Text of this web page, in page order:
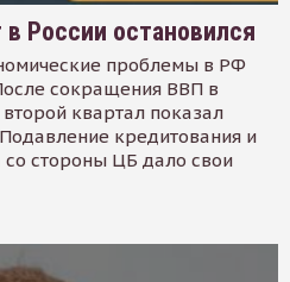
России остановился
проблемы в РФ
сокращения ВВП в
квартал показал
кредитования и
со стороны ЦБ дало свои